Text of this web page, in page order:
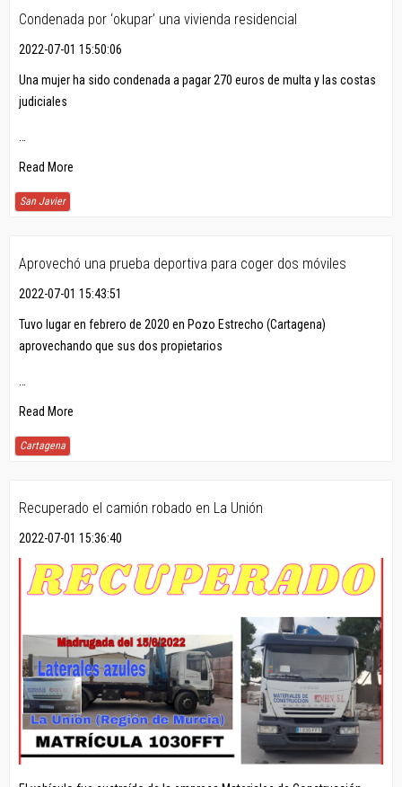
Condenada por ‘okupar’ una vivienda residencial
2022-07-01 15:50:06
Una mujer ha sido condenada a pagar 270 euros de multa y las costas
judiciales
…
Read More
San Javier
Aprovechó una prueba deportiva para coger dos móviles
2022-07-01 15:43:51
Tuvo lugar en febrero de 2020 en Pozo Estrecho (Cartagena)
aprovechando que sus dos propietarios
…
Read More
Cartagena
Recuperado el camión robado en La Unión
2022-07-01 15:36:40